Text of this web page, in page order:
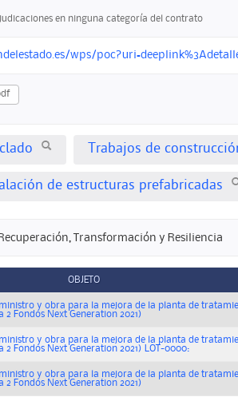
en ninguna categoría del contrato
wps/
Trabajos de
de estructuras prefabricadas
Transformación y Resiliencia
OBJETO
y obra para la mejora de la planta de
2 Fondos Next Generation 2021)
y obra para la mejora de la planta de
2 Fondos Next Generation 2021) LOT-0000:
y obra para la mejora de la planta de
2 Fondos Next Generation 2021)